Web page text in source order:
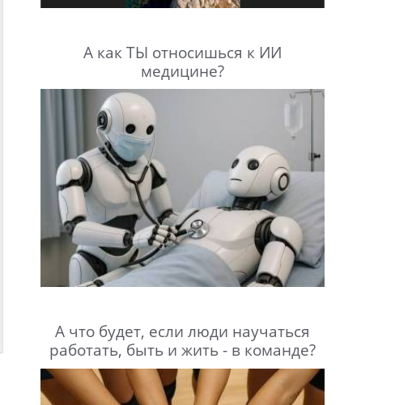
А как ТЫ относишься к ИИ
медицине?
А что будет, если люди научаться
работать, быть и жить - в команде?